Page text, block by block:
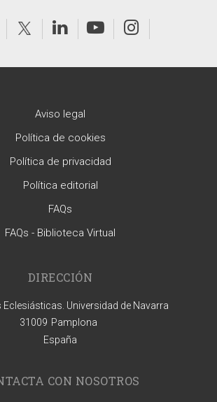
Aviso legal
Política de cookies
Política de privacidad
Política editorial
FAQs
FAQs - Biblioteca Virtual
DIRECCIÓN
Eclesiásticas. Universidad de Navarra
31009 Pamplona
España
CON NOSOTROS